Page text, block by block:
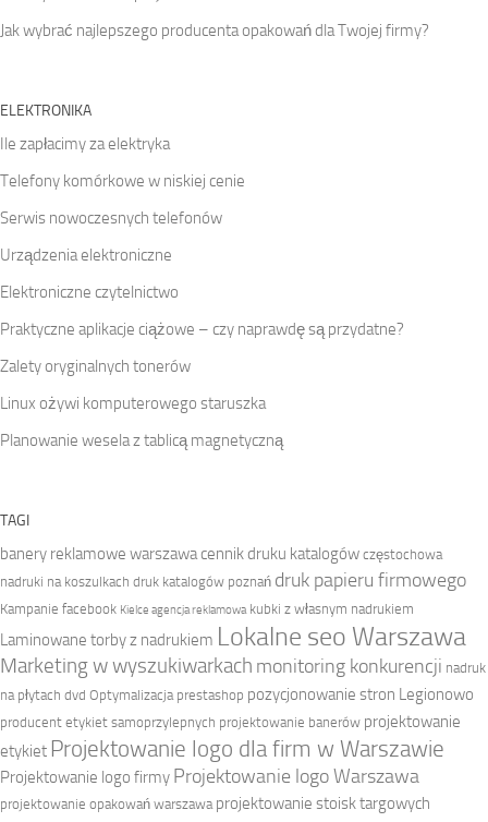
Jak wybrać najlepszego producenta opakowań dla Twojej firmy?
ELEKTRONIKA
Ile zapłacimy za elektryka
Telefony komórkowe w niskiej cenie
Serwis nowoczesnych telefonów
Urządzenia elektroniczne
Elektroniczne czytelnictwo
Praktyczne aplikacje ciążowe – czy naprawdę są przydatne?
Zalety oryginalnych tonerów
Linux ożywi komputerowego staruszka
Planowanie wesela z tablicą magnetyczną
TAGI
banery reklamowe warszawacennik druku katalogów częstochowa
nadruki na koszulkach druk katalogów poznań druk papieru firmowego
Kampanie facebook Kielce agencja reklamowa kubki z własnym nadrukiem
Laminowane torby z nadrukiem Lokalne seo Warszawa
Marketing w wyszukiwarkach monitoring konkurencji nadruk
na płytach dvd Optymalizacja prestashop pozycjonowanie stron Legionowo
producent etykiet samoprzylepnych projektowanie banerów projektowanie
etykiet Projektowanie logo dla firm w Warszawie
Projektowanie logo firmy Projektowanie logo Warszawa
projektowanie opakowań warszawa projektowanie stoisk targowych